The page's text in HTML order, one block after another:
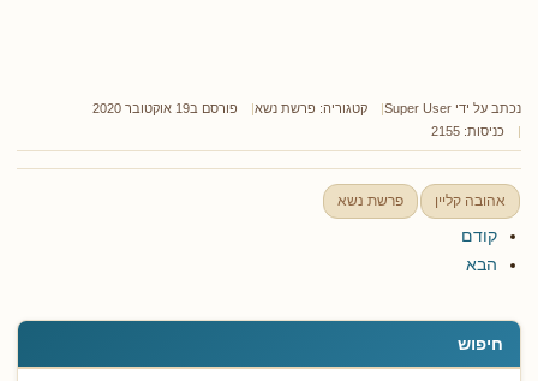
חיפוש
נכתב על ידי Super User קטגוריה: פרשת נשא
פורסם ב19 אוקטובר 2020
כניסות: 2155
אהובה קליין פרשת נשא
קודם
הבא